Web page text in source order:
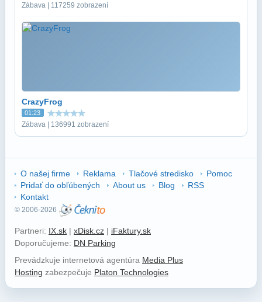
Zábava | 117259 zobrazení
CrazyFrog
01:23
Zábava | 136991 zobrazení
O našej firme Reklama Tlačové stredisko
Pomoc
Pridať do obľúbených
About us Blog
RSS
Kontakt
© 2006-2026
Partneri: IX.sk | xDisk.cz | iFaktury.sk
Doporučujeme: DN Parking
Prevádzkuje internetová agentúra Media Plus
Hosting zabezpečuje Platon Technologies